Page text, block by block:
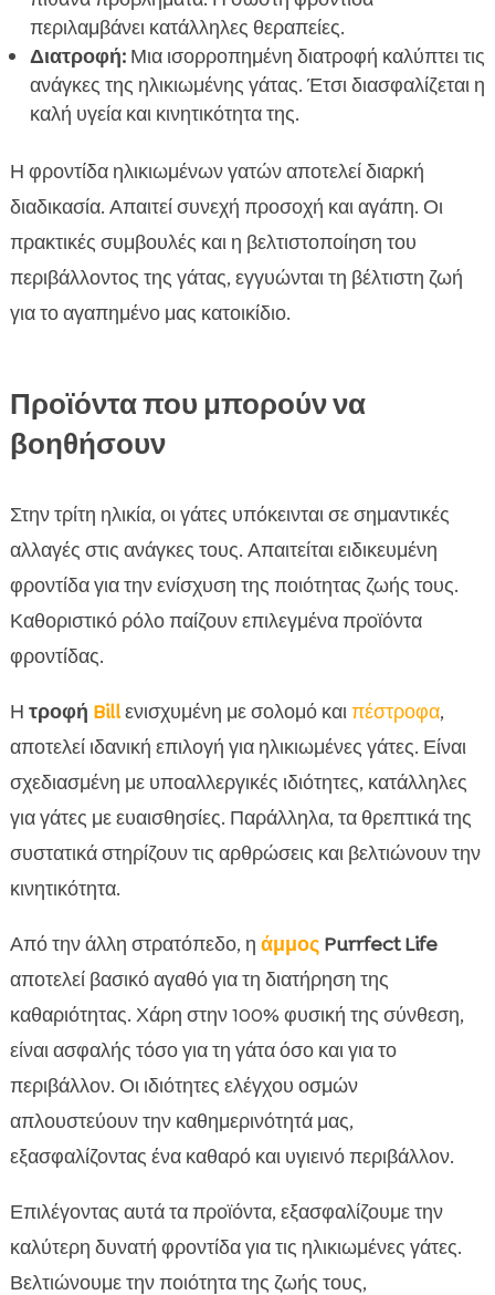
περιλαμβάνει κατάλληλες θεραπείες.
Διατροφή:Μια ισορροπημένη διατροφή καλύπτει τις
ανάγκες της ηλικιωμένης γάτας. Έτσι διασφαλίζεται η
καλή υγεία και κινητικότητα της.
Η φροντίδα ηλικιωμένων γατών αποτελεί διαρκή
διαδικασία. Απαιτεί συνεχή προσοχή και αγάπη. Οι
πρακτικές συμβουλές και η βελτιστοποίηση του
περιβάλλοντος της γάτας, εγγυώνται τη βέλτιστη ζωή
για το αγαπημένο μας κατοικίδιο.
Προϊόντα που μπορούν να
βοηθήσουν
Στην τρίτη ηλικία, οι γάτες υπόκεινται σε σημαντικές
αλλαγές στις ανάγκες τους. Απαιτείται ειδικευμένη
φροντίδα για την ενίσχυση της ποιότητας ζωής τους.
Καθοριστικό ρόλο παίζουν επιλεγμένα προϊόντα
φροντίδας.
Η τροφή Billενισχυμένη με σολομό καιπέστροφα,
αποτελεί ιδανική επιλογή για ηλικιωμένες γάτες. Είναι
σχεδιασμένη με υποαλλεργικές ιδιότητες, κατάλληλες
για γάτες με ευαισθησίες. Παράλληλα, τα θρεπτικά της
συστατικά στηρίζουν τις αρθρώσεις και βελτιώνουν την
κινητικότητα.
Από την άλλη στρατόπεδο, η άμμοςPurrfect Life
αποτελεί βασικό αγαθό για τη διατήρηση της
καθαριότητας. Χάρη στην 100% φυσική της σύνθεση,
είναι ασφαλής τόσο για τη γάτα όσο και για το
περιβάλλον. Οι ιδιότητες ελέγχου οσμών
απλουστεύουν την καθημερινότητά μας,
εξασφαλίζοντας ένα καθαρό και υγιεινό περιβάλλον.
Επιλέγοντας αυτά τα προϊόντα, εξασφαλίζουμε την
καλύτερη δυνατή φροντίδα για τις ηλικιωμένες γάτες.
Βελτιώνουμε την ποιότητα της ζωής τους,